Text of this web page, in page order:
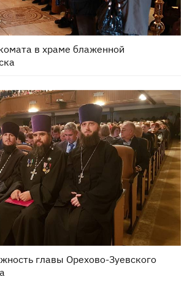
в храме блаженной
главы Орехово-Зуевского